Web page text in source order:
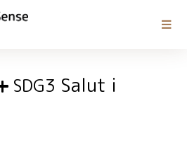
SDG3 Salut i